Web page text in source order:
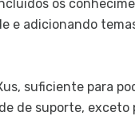
os
e adicionando
suficiente para
de suporte, exceto